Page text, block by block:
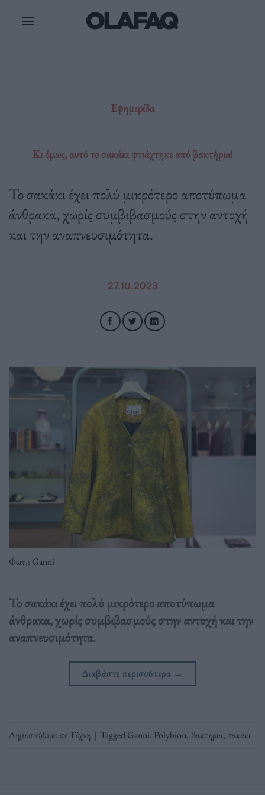
Εφημερίδα
Κι όμως, αυτό το σακάκι φτιάχτηκε από βακτήρια!
Το σακάκι έχει πολύ μικρότερο αποτύπωμα
άνθρακα, χωρίς συμβιβασμούς στην αντοχή
και την αναπνευσιμότητα.
27.10.2023
Φωτ.: Ganni
Το σακάκι έχει πολύ μικρότερο αποτύπωμα
άνθρακα, χωρίς συμβιβασμούς στην αντοχή και την
αναπνευσιμότητα.
Διαβάστε περισσότερα →
Δημοσιεύθηκε σεΤέχνη | TaggedGanni, Polybion, Βακτήρια,σακάκι